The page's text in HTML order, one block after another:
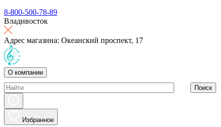
8-800-500-78-89
Владивосток
Адрес магазина: Океанский проспект, 17
О компании
Поиск
Избранное